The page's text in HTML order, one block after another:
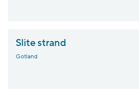
Slite strand
Gotland